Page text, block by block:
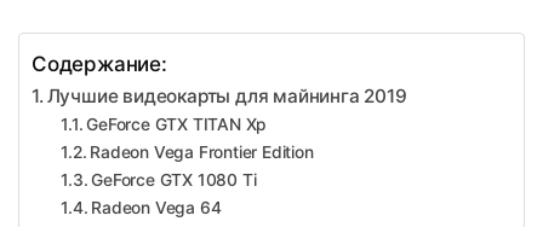
Содержание:
Лучшие видеокарты для майнинга 2019
GeForce GTX TITAN Xp
Radeon Vega Frontier Edition
GeForce GTX 1080 Ti
Radeon Vega 64